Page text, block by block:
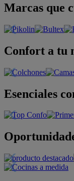
Marcas que
Confort a tu
Esenciales